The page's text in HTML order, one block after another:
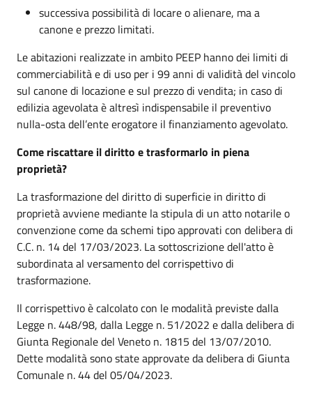
successiva possibilità di locare o alienare, ma a
canone e prezzo limitati.
Le abitazioni realizzate in ambito PEEP hanno dei limiti di
commerciabilità e di uso per i 99 anni di validità del vincolo
sul canone di locazione e sul prezzo di vendita; in caso di
edilizia agevolata è altresì indispensabile il preventivo
nulla-osta dell’ente erogatore il finanziamento agevolato.
Come riscattare il diritto e trasformarlo in piena
proprietà?
La trasformazione del diritto di superficie in diritto di
proprietà avviene mediante la stipula di un atto notarile o
convenzione come da schemi tipo approvati con delibera di
C.C. n. 14 del 17/03/2023. La sottoscrizione dell'atto è
subordinata al versamento del corrispettivo di
trasformazione.
Il corrispettivo è calcolato con le modalità previste dalla
Legge n. 448/98, dalla Legge n. 51/2022 e dalla delibera di
Giunta Regionale del Veneto n. 1815 del 13/07/2010.
Dette modalità sono state approvate da delibera di Giunta
Comunale n. 44 del 05/04/2023.